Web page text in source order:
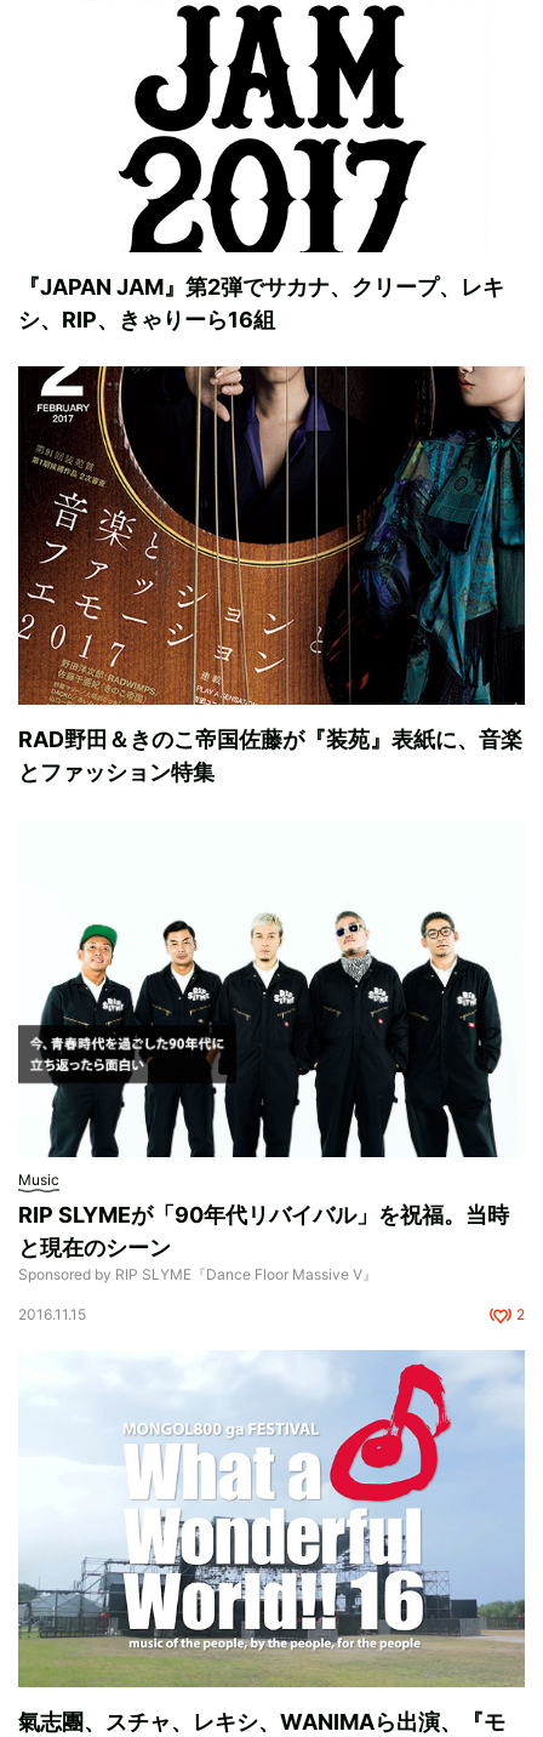
『JAPAN JAM』第2弾でサカナ、クリープ、レキ
シ、RIP、きゃりーら16組
RAD野田＆きのこ帝国佐藤が『装苑』表紙に、音楽
とファッション特集
Music
RIP SLYMEが「90年代リバイバル」を祝福。当時
と現在のシーン
Sponsored by RIP SLYME『Dance Floor Massive V』
2016.11.15 2
氣志團、スチャ、レキシ、WANIMAら出演、『モ